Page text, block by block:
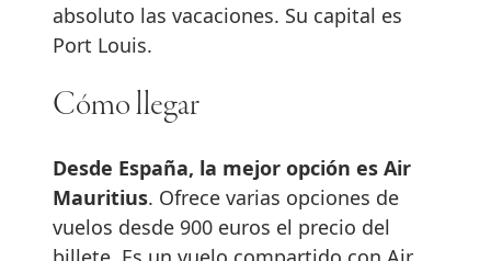
absoluto las vacaciones. Su capital es
Port Louis.
Cómo llegar
Desde España, la mejor opción es Air
Mauritius. Ofrece varias opciones de
vuelos desde 900 euros el precio del